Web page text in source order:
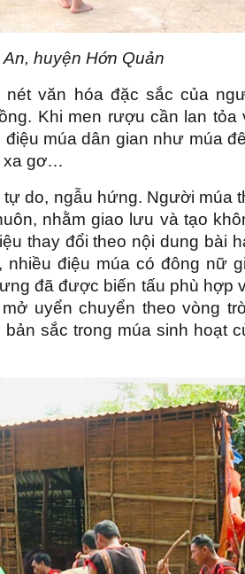
huyện Hớn Quản
nét văn hóa đặc sắc của
Khi men rượu cần lan tỏa
múa dân gian như múa
xa gơ…
do, ngẫu hứng. Người múa
nhằm giao lưu và tạo
thay đổi theo nội dung bài
nhiều điệu múa có đông nữ
đã được biến tấu phù hợp
uyển chuyển theo vòng
sắc trong múa sinh hoạt